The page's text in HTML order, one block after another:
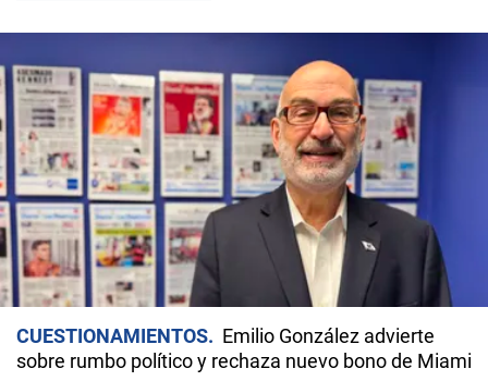
CUESTIONAMIENTOS
Emilio González advierte
sobre rumbo político y rechaza nuevo bono de Miami